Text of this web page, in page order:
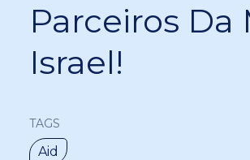
Parceiros Da
Israel!
TAGS
Aid